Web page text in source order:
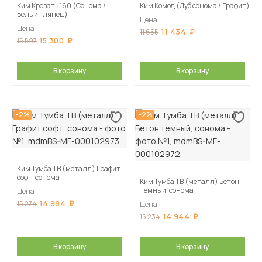
Ким Кровать 160 (Сонома /
Белый глянец)
Цена
15 597 15 300
В корзину
Ким Комод (Дуб сонома / Графит)
Цена
11 655 11 434
В корзину
-2%
Ким Тумба ТВ (металл) Графит
софт, сонома
Цена
15 274 14 984
В корзину
-2%
Ким Тумба ТВ (металл) Бетон
темный, сонома
Цена
15 234 14 944
В корзину